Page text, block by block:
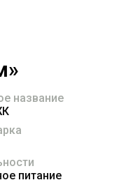
название
питание